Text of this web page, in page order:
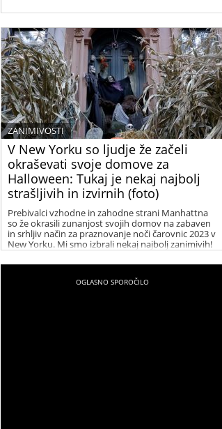
V New Yorku so ljudje že začeli
okraševati svoje domove za
Halloween: Tukaj je nekaj najbolj
strašljivih in izvirnih (foto)
ZANIMIVOSTI
Prebivalci vzhodne in zahodne strani Manhattna
so že okrasili zunanjost svojih domov na zabaven
in srhljiv način za praznovanje noči čarovnic 2023 v
New Yorku. Mi smo izbrali nekaj najbolj zanimivih!